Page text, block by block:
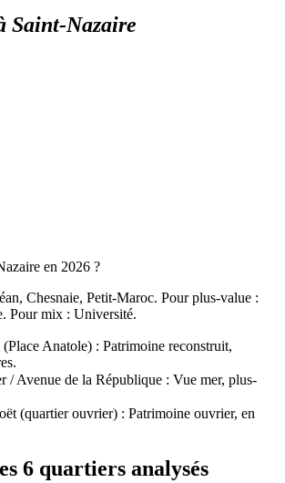
Saint-Nazaire
en 2026 ?
Chesnaie, Petit-Maroc. Pour plus-value :
Pour mix : Université.
Anatole) : Patrimoine reconstruit,
/ Avenue de la République : Vue mer, plus-
(quartier ouvrier) : Patrimoine ouvrier, en
6 quartiers analysés